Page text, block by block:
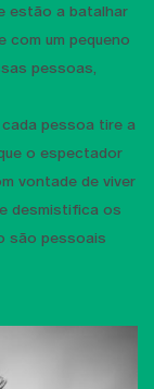
estão a batalhar
com um pequeno
pessoas,
pessoa tire a
o espectador
vontade de viver
desmistifica os
são pessoais